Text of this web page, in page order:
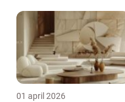
01 april 2026